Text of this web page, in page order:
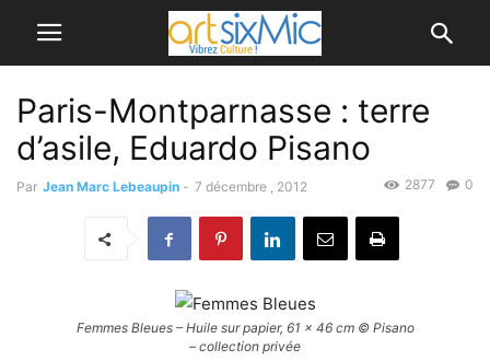
Paris-Montparnasse : terre
d’asile, Eduardo Pisano
Par Jean Marc Lebeaupin - 7 décembre , 2012 0
2877
Femmes Bleues – Huile sur papier, 61 x 46 cm © Pisano
– collection privée